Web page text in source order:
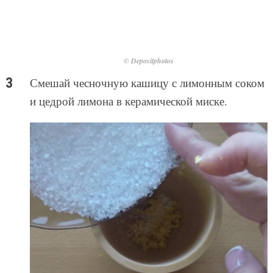
© Depositphotos
Смешай чесночную кашицу с лимонным соком
и цедрой лимона в керамической миске.